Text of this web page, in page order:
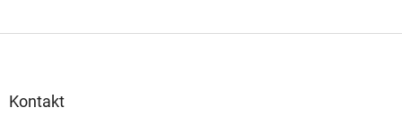
Kontakt